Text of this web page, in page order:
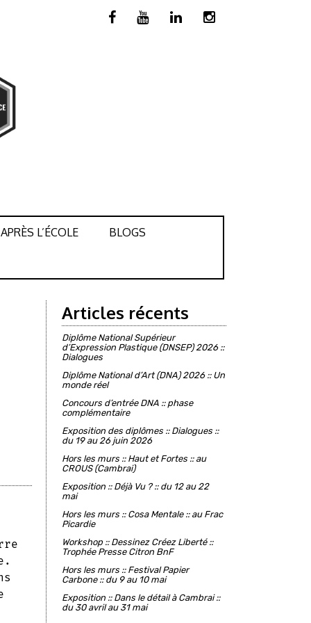
APRÈS L’ÉCOLE BLOGS
Articles récents
Diplôme National Supérieur
d’Expression Plastique (DNSEP) 2026 ::
Dialogues
Diplôme National d’Art (DNA) 2026 :: Un
monde réel
Concours d’entrée DNA :: phase
complémentaire
Exposition des diplômes :: Dialogues ::
du 19 au 26 juin 2026
Hors les murs :: Haut et Fortes :: au
CROUS (Cambrai)
Exposition :: Déjà Vu ? :: du 12 au 22
mai
Hors les murs :: Cosa Mentale :: au Frac
Picardie
Workshop :: Dessinez Créez Liberté ::
Trophée Presse Citron BnF
Hors les murs :: Festival Papier
Carbone :: du 9 au 10 mai
Exposition :: Dans le détail à Cambrai ::
du 30 avril au 31 mai